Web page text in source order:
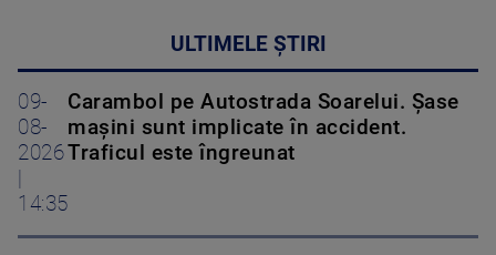
ULTIMELE ȘTIRI
09-
08-
2026
14:35
Carambol pe Autostrada Soarelui. Șase
mașini sunt implicate în accident.
Traficul este îngreunat